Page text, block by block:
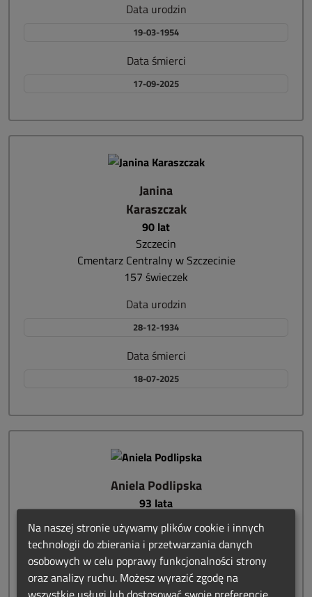
Data urodzin
19-03-1954
Data śmierci
17-09-2025
Janina
Karaszczak
90 lat
Szczecin
Cmentarz Centralny w Szczecinie
157 świeczek
Data urodzin
28-12-1934
Data śmierci
18-07-2025
Aniela Podlipska
93 lata
Szczecin
Cmentarz Centralny w Szczcinie
11 świeczek
Data urodzin
Na naszej stronie używamy plików cookie i innych
technologii do zbierania i przetwarzania danych
osobowych w celu poprawy funkcjonalności strony
oraz analizy ruchu. Możesz wyrazić zgodę na